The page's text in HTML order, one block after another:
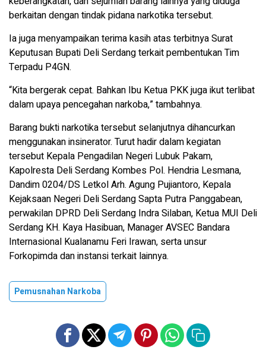
berkaitan dengan tindak pidana narkotika tersebut.
Ia juga menyampaikan terima kasih atas terbitnya Surat
Keputusan Bupati Deli Serdang terkait pembentukan Tim
Terpadu P4GN.
“Kita bergerak cepat. Bahkan Ibu Ketua PKK juga ikut terlibat
dalam upaya pencegahan narkoba,” tambahnya.
Barang bukti narkotika tersebut selanjutnya dihancurkan
menggunakan insinerator. Turut hadir dalam kegiatan
tersebut Kepala Pengadilan Negeri Lubuk Pakam,
Kapolresta Deli Serdang Kombes Pol. Hendria Lesmana,
Dandim 0204/DS Letkol Arh. Agung Pujiantoro, Kepala
Kejaksaan Negeri Deli Serdang Sapta Putra Panggabean,
perwakilan DPRD Deli Serdang Indra Silaban, Ketua MUI Deli
Serdang KH. Kaya Hasibuan, Manager AVSEC Bandara
Internasional Kualanamu Feri Irawan, serta unsur
Forkopimda dan instansi terkait lainnya.
Pemusnahan Narkoba